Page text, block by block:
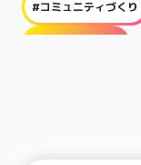
#コミュニティづくり